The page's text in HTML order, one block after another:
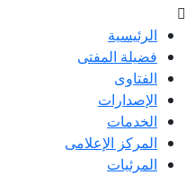
الرئيسية
فضيلة المفتى
الفتاوى
الإصدارات
الخدمات
المركز الإعلامى
المرئيات